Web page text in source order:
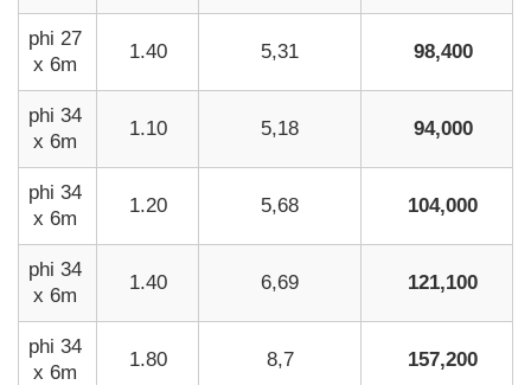
phi 27
x 6m
1.40 5,31 98,400
phi 34
x 6m
1.10 5,18 94,000
phi 34
x 6m
1.20 5,68 104,000
phi 34
x 6m
1.40 6,69 121,100
phi 34
x 6m
1.80 8,7 157,200